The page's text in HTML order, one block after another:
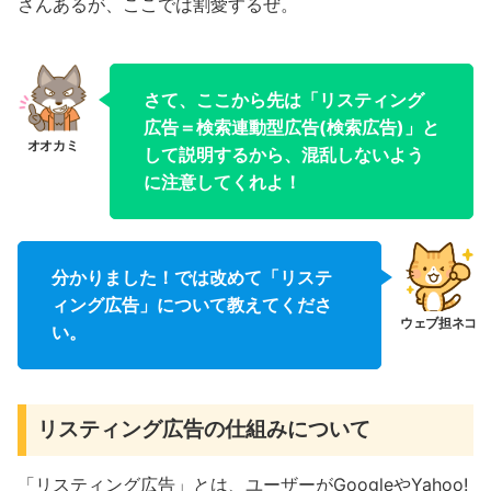
さて、ここから先は「リスティング
広告＝検索連動型広告(検索広告)」と
して説明するから、混乱しないよう
に注意してくれよ！
分かりました！では改めて「リステ
ィング広告」について教えてくださ
い。
リスティング広告の仕組みについて
「リスティング広告」とは、ユーザーがGoogleやYahoo!